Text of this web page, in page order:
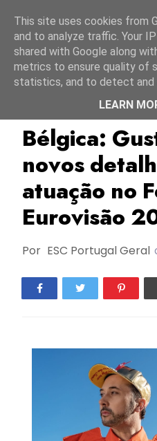
ESC2023
Bélgica:
novos
atuação no
Eurovisão
Por ESC Portugal Geral
This site uses cookies from
and to analyze traffic. Your
shared with Google along
metrics to ensure quality of
statistics, and to detect and
LEARN